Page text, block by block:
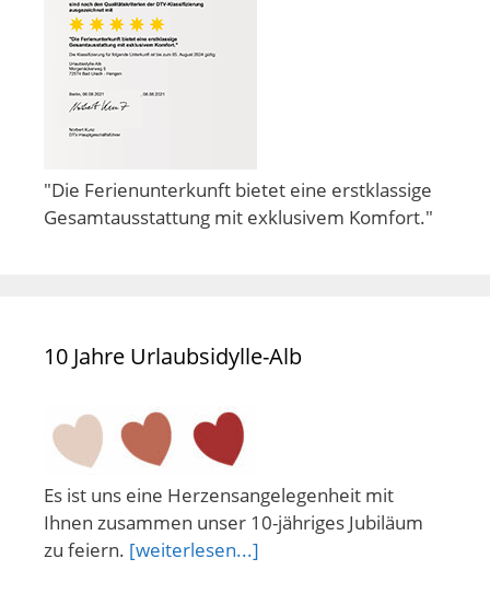
"Die Ferienunterkunft bietet eine erstklassige
Gesamtausstattung mit exklusivem Komfort."
10 Jahre Urlaubsidylle-Alb
Es ist uns eine Herzensangelegenheit mit
Ihnen zusammen unser 10-jähriges Jubiläum
zu feiern. [weiterlesen...]